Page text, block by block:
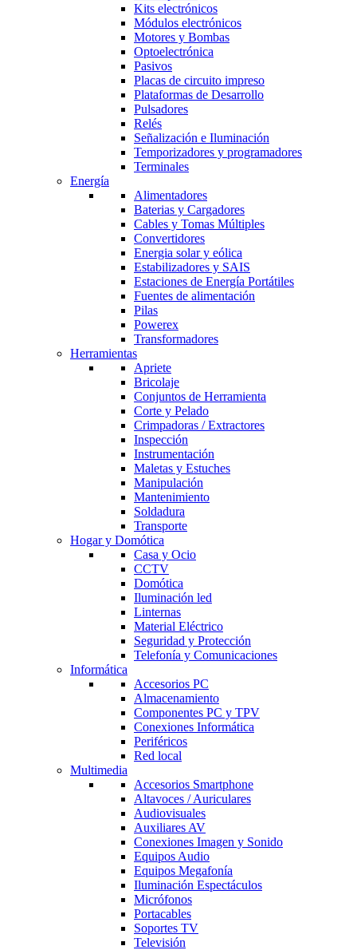
Kits electrónicos
Módulos electrónicos
Motores y Bombas
Optoelectrónica
Pasivos
Placas de circuito impreso
Plataformas de Desarrollo
Pulsadores
Relés
Señalización e Iluminación
Temporizadores y programadores
Terminales
Energía
Alimentadores
Baterias y Cargadores
Cables y Tomas Múltiples
Convertidores
Energia solar y eólica
Estabilizadores y SAIS
Estaciones de Energía Portátiles
Fuentes de alimentación
Pilas
Powerex
Transformadores
Herramientas
Apriete
Bricolaje
Conjuntos de Herramienta
Corte y Pelado
Crimpadoras / Extractores
Inspección
Instrumentación
Maletas y Estuches
Manipulación
Mantenimiento
Soldadura
Transporte
Hogar y Domótica
Casa y Ocio
CCTV
Domótica
Iluminación led
Linternas
Material Eléctrico
Seguridad y Protección
Telefonía y Comunicaciones
Informática
Accesorios PC
Almacenamiento
Componentes PC y TPV
Conexiones Informática
Periféricos
Red local
Multimedia
Accesorios Smartphone
Altavoces / Auriculares
Audiovisuales
Auxiliares AV
Conexiones Imagen y Sonido
Equipos Audio
Equipos Megafonía
Iluminación Espectáculos
Micrófonos
Portacables
Soportes TV
Televisión